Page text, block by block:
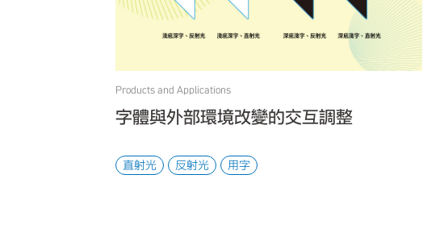
Products and Applications
字體與外部環境改變的交互調整
直射光 反射光 用字